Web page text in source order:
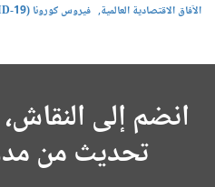
الآفاق الاقتصادية العالمية فيروس كورونا (COVID-19)
انضم إلى
تحديث من